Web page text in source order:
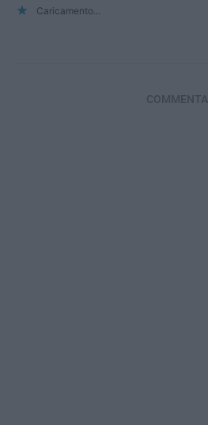
Caricamento...
COMMENTA